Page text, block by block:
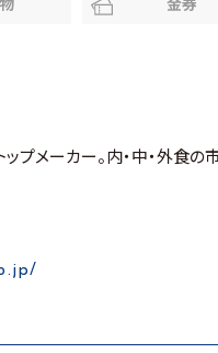
金券
ップメーカー。内・中・外食